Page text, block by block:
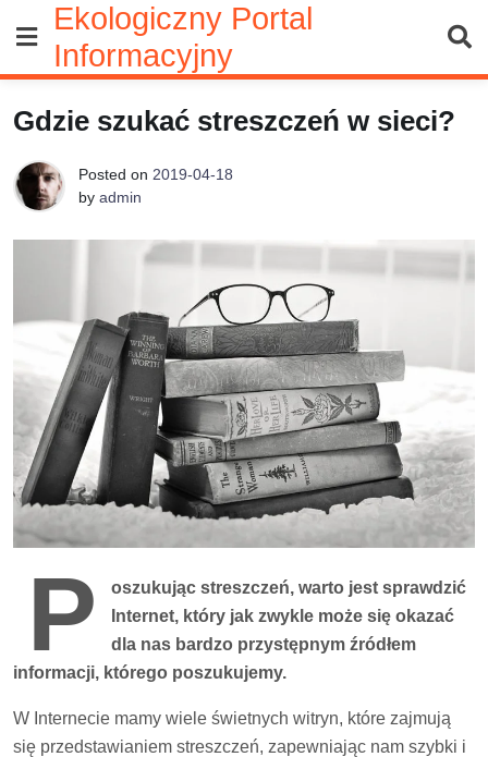
Ekologiczny Portal
Informacyjny
Gdzie szukać streszczeń w sieci?
Posted on 2019-04-18
by admin
P
oszukując streszczeń, warto jest sprawdzić
Internet, który jak zwykle może się okazać
dla nas bardzo przystępnym źródłem
informacji, którego poszukujemy.
W Internecie mamy wiele świetnych witryn, które zajmują
się przedstawianiem streszczeń, zapewniając nam szybki i